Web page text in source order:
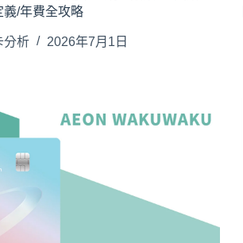
義/年費全攻略
分析 2026年7月1日